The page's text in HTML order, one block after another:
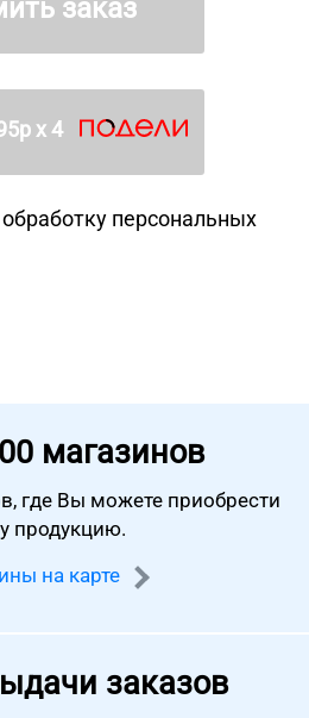
заказ
р х 4
обработку персональных
магазинов
где Вы можете приобрести
продукцию.
на карте
заказов